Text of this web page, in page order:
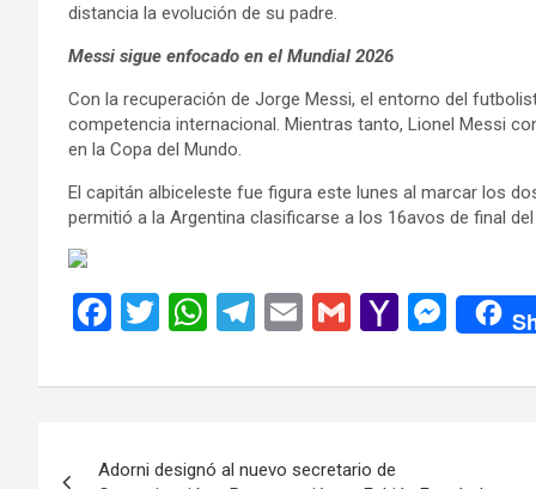
distancia la evolución de su padre.
Messi sigue enfocado en el Mundial 2026
Con la recuperación de Jorge Messi, el entorno del
competencia internacional. Mientras tanto, Lionel Messi
en la Copa del Mundo.
El capitán albiceleste fue figura este lunes al marcar los
permitió a la Argentina clasificarse a los 16avos de final del
F
ce
o
T
tt
W
at
A
T
e
a
E
ail
G
ail
Y
h
M
se
Adorni designó al nuevo secretario de